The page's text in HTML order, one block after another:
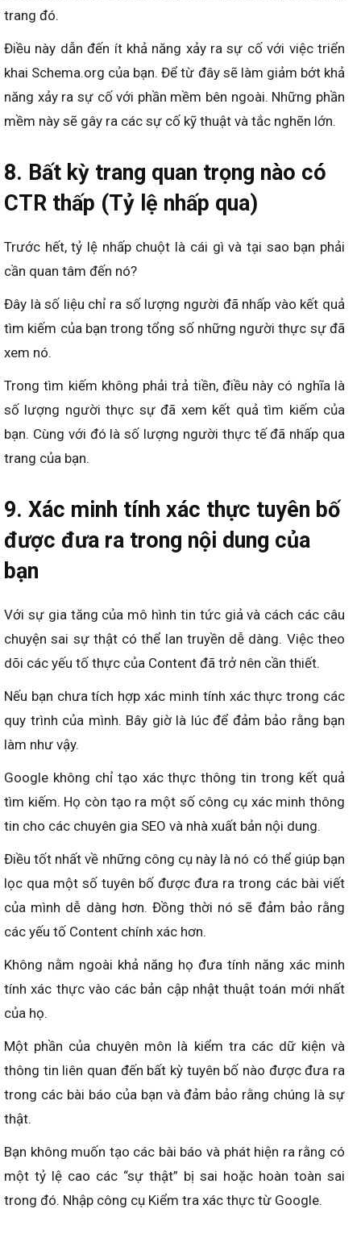
trang đó.
Điều này dẫn đến ít khả năng xảy ra sự cố với việc triển
khai Schema.org của bạn. Để từ đây sẽ làm giảm bớt khả
năng xảy ra sự cố với phần mềm bên ngoài. Những phần
mềm này sẽ gây ra các sự cố kỹ thuật và tắc nghẽn lớn.
8. Bất kỳ trang quan trọng nào có
CTR thấp (Tỷ lệ nhấp qua)
Trước hết, tỷ lệ nhấp chuột là cái gì và tại sao bạn phải
cần quan tâm đến nó?
Đây là số liệu chỉ ra số lượng người đã nhấp vào kết quả
tìm kiếm của bạn trong tổng số những người thực sự đã
xem nó.
Trong tìm kiếm không phải trả tiền, điều này có nghĩa là
số lượng người thực sự đã xem kết quả tìm kiếm của
bạn. Cùng với đó là số lượng người thực tế đã nhấp qua
trang của bạn.
9. Xác minh tính xác thực tuyên bố
được đưa ra trong nội dung của
bạn
Với sự gia tăng của mô hình tin tức giả và cách các câu
chuyện sai sự thật có thể lan truyền dễ dàng. Việc theo
dõi các yếu tố thực của Content đã trở nên cần thiết.
Nếu bạn chưa tích hợp xác minh tính xác thực trong các
quy trình của mình. Bây giờ là lúc để đảm bảo rằng bạn
làm như vậy.
Google không chỉ tạo xác thực thông tin trong kết quả
tìm kiếm. Họ còn tạo ra một số công cụ xác minh thông
tin cho các chuyên gia SEO và nhà xuất bản nội dung.
Điều tốt nhất về những công cụ này là nó có thể giúp bạn
lọc qua một số tuyên bố được đưa ra trong các bài viết
của mình dễ dàng hơn. Đồng thời nó sẽ đảm bảo rằng
các yếu tố Content chính xác hơn.
Không nằm ngoài khả năng họ đưa tính năng xác minh
tính xác thực vào các bản cập nhật thuật toán mới nhất
của họ.
Một phần của chuyên môn là kiểm tra các dữ kiện và
thông tin liên quan đến bất kỳ tuyên bố nào được đưa ra
trong các bài báo của bạn và đảm bảo rằng chúng là sự
thật.
Bạn không muốn tạo các bài báo và phát hiện ra rằng có
một tỷ lệ cao các “sự thật” bị sai hoặc hoàn toàn sai
trong đó. Nhập công cụ Kiểm tra xác thực từ Google.